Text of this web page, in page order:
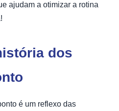
ajudam a otimizar a rotina
dos
é um reflexo das